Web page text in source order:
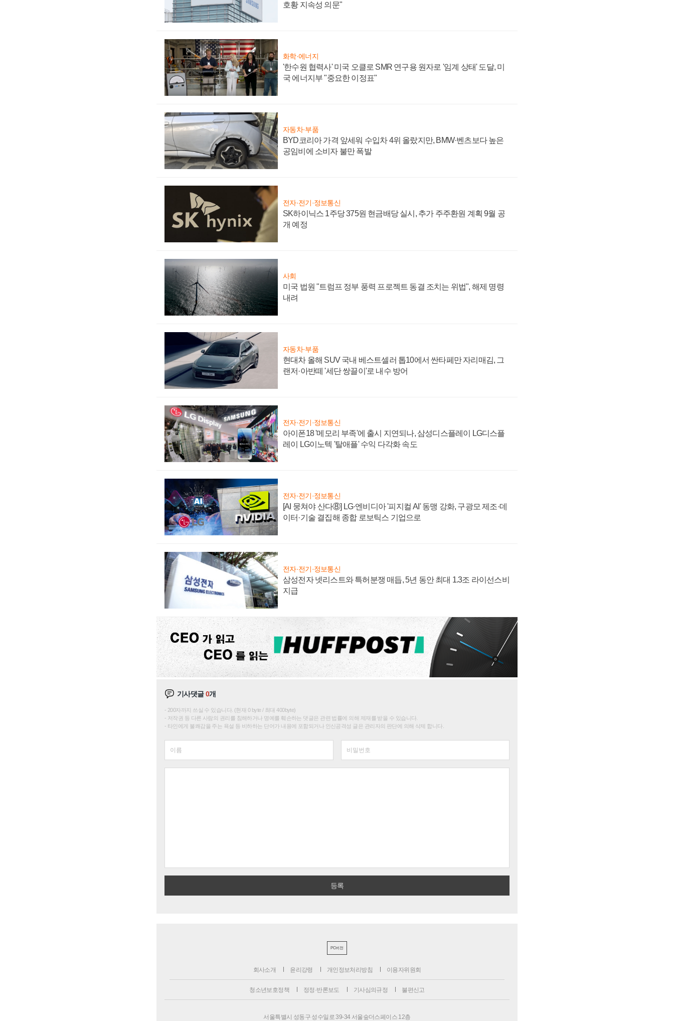
호황 지속성 의문"
화학·에너지
'한수원 협력사' 미국 오클로 SMR 연구용 원자로 '임계 상태' 도달, 미
국 에너지부 "중요한 이정표"
자동차·부품
BYD코리아 가격 앞세워 수입차 4위 올랐지만, BMW·벤츠보다 높은
공임비에 소비자 불만 폭발
전자·전기·정보통신
SK하이닉스 1주당 375원 현금배당 실시, 추가 주주환원 계획 9월 공
개 예정
사회
미국 법원 "트럼프 정부 풍력 프로젝트 동결 조치는 위법", 해제 명령
내려
자동차·부품
현대차 올해 SUV 국내 베스트셀러 톱10에서 싼타페만 자리매김, 그
랜저·아반떼 '세단 쌍끌이'로 내수 방어
전자·전기·정보통신
아이폰18 '메모리 부족'에 출시 지연되나, 삼성디스플레이 LG디스플
레이 LG이노텍 '탈애플' 수익 다각화 속도
전자·전기·정보통신
[AI 뭉쳐야 산다⑧] LG·엔비디아 '피지컬 AI' 동맹 강화, 구광모 제조·데
이터·기술 결집해 종합 로보틱스 기업으로
전자·전기·정보통신
삼성전자 넷리스트와 특허분쟁 매듭, 5년 동안 최대 1.3조 라이선스비
지급
기사댓글0개
200자까지 쓰실 수 있습니다. (현재 0 byte / 최대 400byte)
저작권 등 다른 사람의 권리를 침해하거나 명예를 훼손하는 댓글은 관련 법률에 의해 제재를 받을 수 있습니다.
타인에게 불쾌감을 주는 욕설 등 비하하는 단어가 내용에 포함되거나 인신공격성 글은 관리자의 판단에 의해 삭제 합니다.
PC버전
회사소개 윤리강령 개인정보처리방침 이용자위원회
청소년보호정책 정정·반론보도 기사심의규정 불편신고
서울특별시 성동구 성수일로 39-34 서울숲더스페이스 12층